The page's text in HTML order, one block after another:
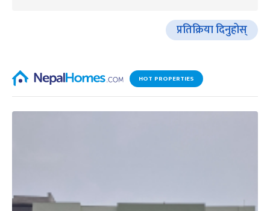
प्रतिक्रिया दिनुहोस्
HOT PROPERTIES